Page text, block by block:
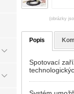
(obrázky
Popis
Spotovací